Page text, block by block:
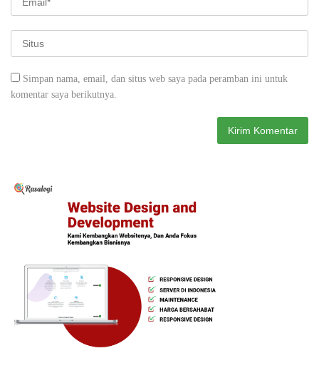
Simpan nama, email, dan situs web saya pada peramban ini untuk
komentar saya berikutnya.